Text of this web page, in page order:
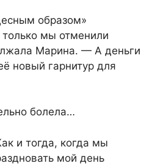
образом»
мы отменили
Марина. — А деньги
новый гарнитур для
болела…
и тогда, когда мы
мой день